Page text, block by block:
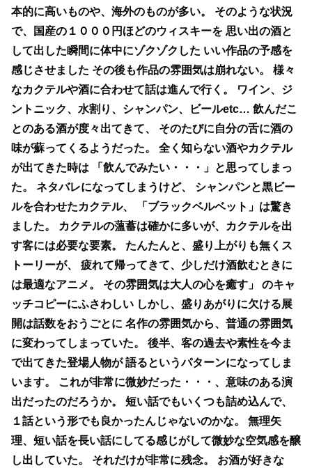
本的に高いものや、海外のものが多い。
そのような状況
で、国産の１０００円ほどのウィスキーを 思い出の酒と
して出した瞬間に体中にゾクゾクした いい作品の予感を
感じさせました その後も作品の雰囲気は崩れない。
様々
なカクテルや酒に合わせて話は進んで行く。
ワイン、ジ
ントニック、水割り、シャンパン、ビールetc… 飲んだこ
とのある酒が度々出てきて、
そのたびに自分の舌に酒の
味が蘇ってくるようだった。
全く知らない酒やカクテル
が出てきた時は 「飲んでみたい・・・」と思ってしまっ
た。
ネタバレになってしまうけど、
シャンパンと黒ビー
ルを合わせたカクテル、
「ブラックベルベット」は驚き
ました。
カクテルの薀蓄は確かに多いが、カクテルを出
す客には必要な要素。
たんたんと、盛り上がりも無くス
トーリーが、
疲れて帰ってきて、少しだけ酒飲むときに
は最適なアニメ。
その雰囲気は大人の心を癒す」 のキャ
ッチコピーにふさわしい しかし、盛りあがりに欠ける展
開は話数をおうごとに 名作の雰囲気から、普通の雰囲気
に変わってしまっていた。
後半、客の過去や素性を今ま
で出てきた登場人物が語るというパターンになってしま
います。
これが非常に微妙だった・・・、意味のある演
出だったのだろうか。
短い話でもいくつも詰め込んで、
１話という形でも良かったんじゃないのかな。
無理矢
理、短い話を長い話にしてる感じがして微妙な空気感を醸
し出していた。
それだけが非常に残念。 お酒が好きな